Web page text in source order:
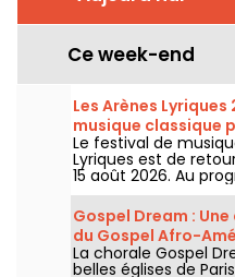
Ce week-end
Les Arènes
musique classique
Montmartre
Le festival de
Lyriques est de
15 août 2026. Au
16 concerts donnés
Montmartre, un
les grands classiques.
Gospel Dream :
du Gospel Afro-
Paris
La chorale Gospel
belles églises de